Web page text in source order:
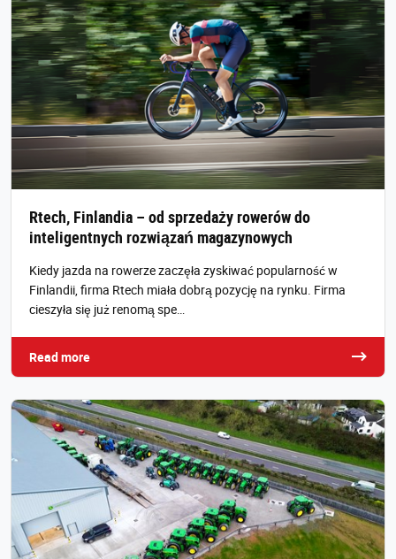
Rtech, Finlandia – od sprzedaży rowerów do
inteligentnych rozwiązań magazynowych
Kiedy jazda na rowerze zaczęła zyskiwać popularność w
Finlandii, firma Rtech miała dobrą pozycję na rynku. Firma
cieszyła się już renomą spe…
Read more